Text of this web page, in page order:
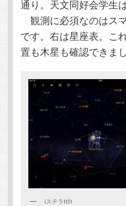
移
動
動
通り。天文同好会学生
観測に必須なのはス
です。右は星座表。こ
置も木星も確認できまし
iステラHD